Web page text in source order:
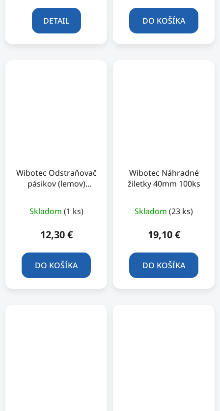
DETAIL DO KOŠÍKA
Wibotec Odstraňovač
pásikov (lemov)
Skladom (1 ks)
12,30 €
DO KOŠÍKA
Wibotec Náhradné
žiletky 40mm 100ks
Skladom (23 ks)
19,10 €
DO KOŠÍKA